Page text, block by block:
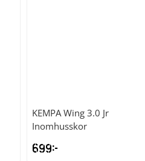
KEMPA Wing 3.0 Jr
Inomhusskor
699kr